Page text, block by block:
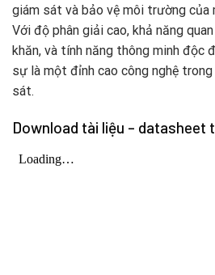
giám sát và bảo vệ môi trường của
Với độ phân giải cao, khả năng
khăn, và tính năng thông minh độc
sự là một đỉnh cao công nghệ
sát.
Download tài liệu – datasheet